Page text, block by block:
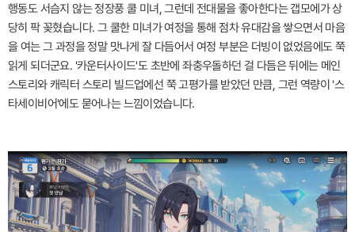
행동도 서슴지 않는 정장풍 쿨 미녀, 그런데 전대물을 좋아한다는 갭모에가 상
당히 팍 꽂혔습니다. 그 쿨한 미녀가 여정을 통해 점차 유대감을 쌓으면서 마음
을 여는 그 과정을 정말 맛나게 잘 다듬어서 여정 부분은 더빙이 없었음에도 쭉
읽게 되더군요. '카운터사이드'도 초반에 좌충우돌하던 걸 다듬은 뒤에는 메인
스토리와 캐릭터 스토리 빌드업에선 쭉 고평가를 받았던 만큼, 그런 역량이 '스
타세이비어'에도 묻어나는 느낌이었습니다.